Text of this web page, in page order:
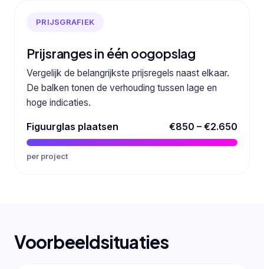
PRIJSGRAFIEK
Prijsranges in één oogopslag
Vergelijk de belangrijkste prijsregels naast elkaar.
De balken tonen de verhouding tussen lage en
hoge indicaties.
Figuurglas plaatsen €850 – €2.650
per project
Voorbeeldsituaties